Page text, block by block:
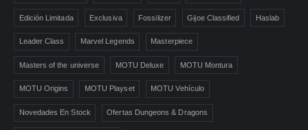
Edición Limitada Exclusiva Fossilizer Gijoe Classified Haslab
Leader Class Marvel Legends Masterpiece
Masters of the universe MOTU Deluxe MOTU Montura
MOTU Origins MOTU Playset MOTU Vehículo
Novedades En Stock Ofertas Dungeons & Dragons